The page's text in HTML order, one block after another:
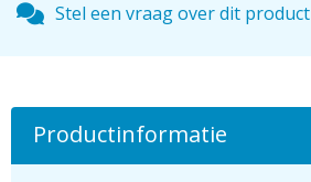
Stel een vraag over dit product
Productinformatie